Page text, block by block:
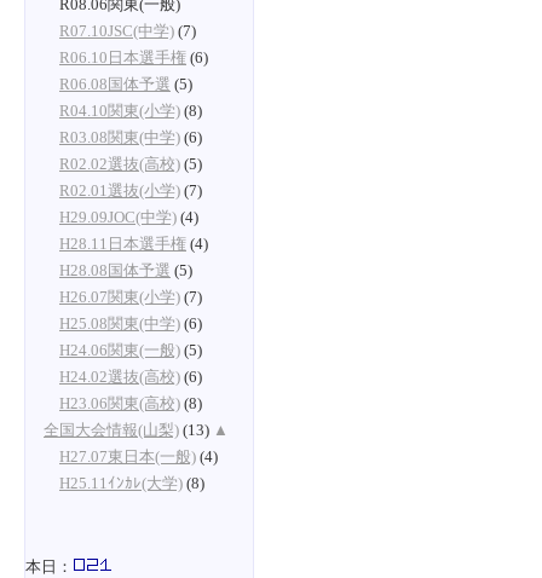
R08.06関東(一般)
R07.10JSC(中学) (7)
R06.10日本選手権 (6)
R06.08国体予選 (5)
R04.10関東(小学) (8)
R03.08関東(中学) (6)
R02.02選抜(高校) (5)
R02.01選抜(小学) (7)
H29.09JOC(中学) (4)
H28.11日本選手権 (4)
H28.08国体予選 (5)
H26.07関東(小学) (7)
H25.08関東(中学) (6)
H24.06関東(一般) (5)
H24.02選抜(高校) (6)
H23.06関東(高校) (8)
全国大会情報(山梨) (13) ▲
H27.07東日本(一般) (4)
H25.11ｲﾝｶﾚ(大学) (8)
本日：